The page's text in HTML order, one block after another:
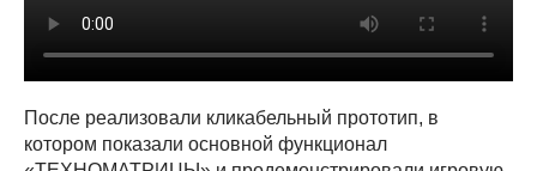
После реализовали кликабельный прототип, в
котором показали основной функционал